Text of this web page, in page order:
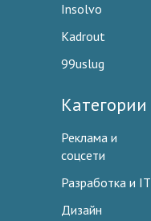
Insolvo
Kadrout
99uslug
Категории
Реклама и
соцсети
Разработка и IT
Дизайн